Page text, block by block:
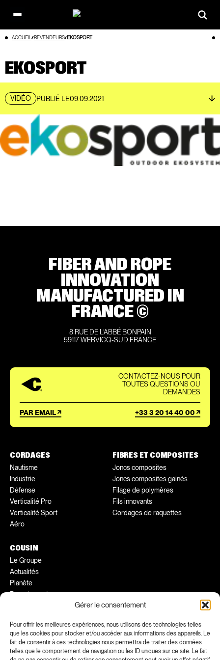
Gérer le consentement
Pour offrir les meilleures expériences, nous utilisons des technologies telles
que les cookies pour stocker et/ou accéder aux informations des appareils. Le
fait de consentir à ces technologies nous permettra de traiter des données
telles que le comportement de navigation ou les ID uniques sur ce site. Le fait
Aller
Open
main
menu
ACCUEIL REVENDEURS EKOSPORT
EKOSPORT
VIDÉO PUBLIÉ LE09.09.2021
FIBER AND ROPE
INNOVATION
MANUFACTURED IN
FRANCE ©
8 RUE DE L’ABBÉ BONPAIN
59117 WERVICQ-SUD FRANCE
CONTACTEZ-NOUS POUR
TOUTES QUESTIONS OU
DEMANDES
PAR EMAIL +33 3 20 14 40 00
CORDAGES
Nautisme
Industrie
Défense
Verticalité Pro
Verticalité Sport
Aéro
FIBRES ET COMPOSITES
Joncs composites
Joncs composites gainés
Filage de polymères
Fils innovants
Cordages de raquettes
COUSIN
Le Groupe
Actualités
Planète
Recrutement
FACEBOOK INSTAGRAM